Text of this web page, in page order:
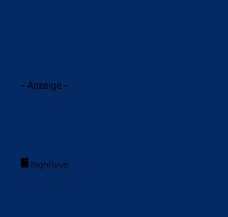
- Anzeige -